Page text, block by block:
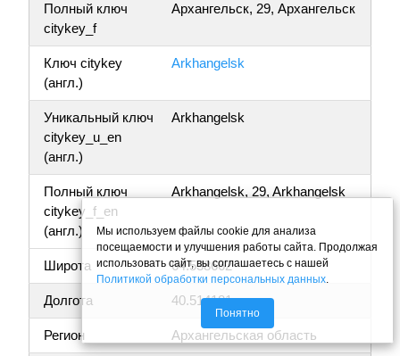
Полный ключ
citykey_f
Архангельск, 29, Архангельск
Ключ citykey
(англ.)
Arkhangelsk
Уникальный ключ
citykey_u_en
(англ.)
Arkhangelsk
Полный ключ
citykey_f_en
(англ.)
Arkhangelsk, 29, Arkhangelsk
Широта 64.538662
Долгота 40.514181
Регион Архангельская область
Мы используем файлы cookie для анализа
посещаемости и улучшения работы сайта. Продолжая
использовать сайт, вы соглашаетесь с нашей
Политикой обработки персональных данных
Понятно